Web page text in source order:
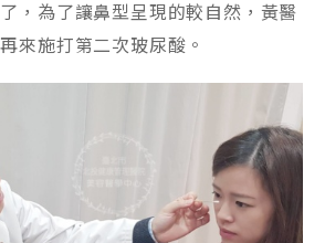
，為了讓鼻型呈現的較自然，黃醫
來施打第二次玻尿酸。